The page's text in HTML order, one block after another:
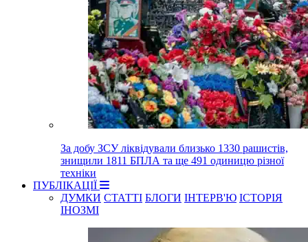
За добу ЗСУ ліквідували близько 1330 рашистів,
знищили 1811 БПЛА та ще 491 одиницю різної
техніки
ПУБЛІКАЦІЇ
ДУМКИ СТАТТІ БЛОГИ ІНТЕРВ'Ю ІСТОРІЯ
ІНОЗМІ